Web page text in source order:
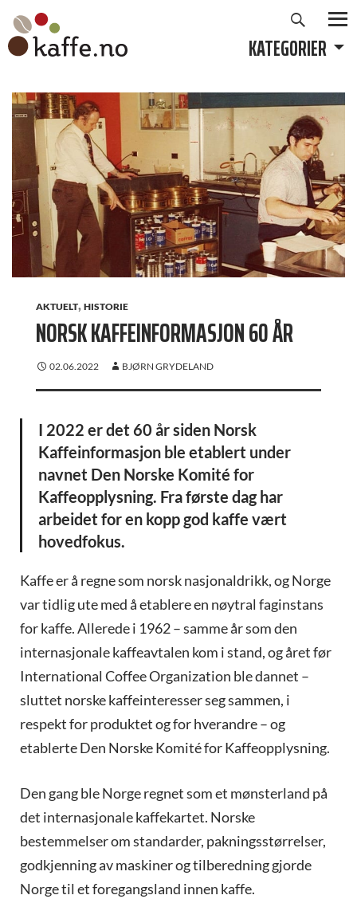
Hopp
innhold
KATEGORIER
AKTUELT, HISTORIE
NORSK KAFFEINFORMASJON 60 ÅR
02.06.2022 BJØRN GRYDELAND
I 2022 er det 60 år siden Norsk
Kaffeinformasjon ble etablert under
navnet Den Norske Komité for
Kaffeopplysning. Fra første dag har
arbeidet for en kopp god kaffe vært
hovedfokus.
Kaffe er å regne som norsk nasjonaldrikk, og Norge
var tidlig ute med å etablere en nøytral faginstans
for kaffe. Allerede i 1962 – samme år som den
internasjonale kaffeavtalen kom i stand, og året før
International Coffee Organization ble dannet –
sluttet norske kaffeinteresser seg sammen, i
respekt for produktet og for hverandre – og
etablerte Den Norske Komité for Kaffeopplysning.
Den gang ble Norge regnet som et mønsterland på
det internasjonale kaffekartet. Norske
bestemmelser om standarder, pakningsstørrelser,
godkjenning av maskiner og tilberedning gjorde
Norge til et foregangsland innen kaffe.